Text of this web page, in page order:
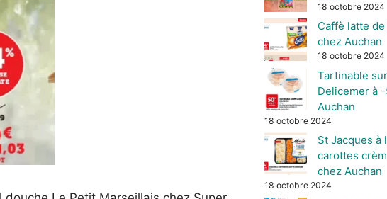
18 octobre 2024
Caffè latte
chez Auchan
18 octobre 2024
Tartinable
Delicemer à
Auchan
18 octobre 2024
St Jacques à
carottes
chez Auchan
18 octobre 2024